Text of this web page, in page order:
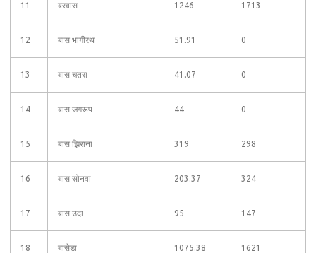
11 बरवास 1246 1713
12 बास भागीरथ 51.91 0
13 बास चतरा 41.07 0
14 बास जगरूप 44 0
15 बास झिराना 319 298
16 बास सोनवा 203.37 324
17 बास उदा 95 147
18 बासेडा 1075.38 1621